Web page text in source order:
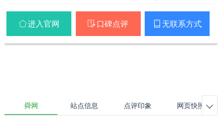
进入官网  口碑点评  无联系方式
舜网 站点信息 点评印象 网页快照 